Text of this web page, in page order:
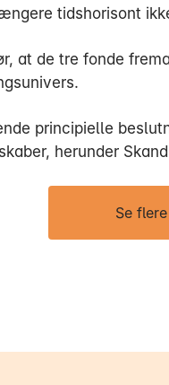
tidshorisont
at de tre fonde
principielle
herunder
Se